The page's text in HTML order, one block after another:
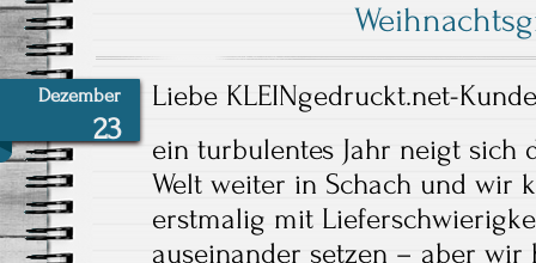
Dezember
23
Liebe KLEINgedruckt.net-
ein turbulentes Jahr neigt sich
Welt weiter in Schach und wir
erstmalig mit
auseinander setzen – aber wir